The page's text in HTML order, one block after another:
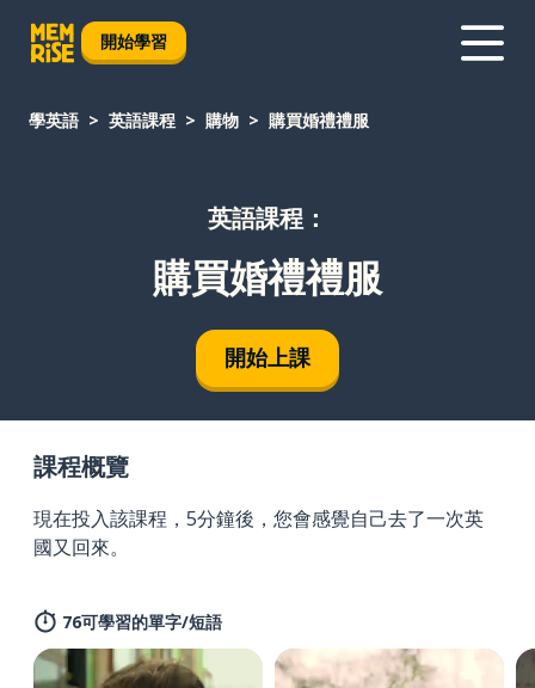
開始學習
學英語 英語課程 購物 購買婚禮禮服
英語課程：
購買婚禮禮服
開始上課
課程概覽
現在投入該課程，5分鐘後，您會感覺自己去了一次英
國又回來。
76可學習的單字/短語